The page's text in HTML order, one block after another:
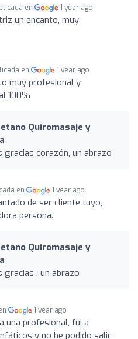
en 1 year ago
un encanto, muy
en 1 year ago
muy profesional y
100%
Quiromasaje y
gracias corazón, un abrazo
en 1 year ago
de ser cliente tuyo,
persona.
Quiromasaje y
gracias , un abrazo
1 year ago
una profesional, fui a
y no he podido salir